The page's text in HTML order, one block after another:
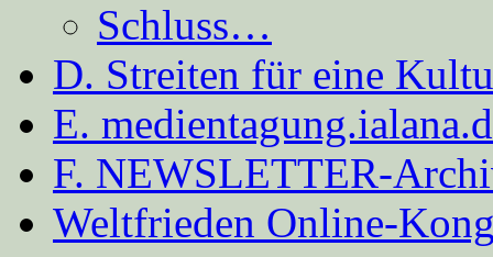
Schluss…
D. Streiten für eine
E.
F. NEWSLETTER-
Weltfrieden Online-